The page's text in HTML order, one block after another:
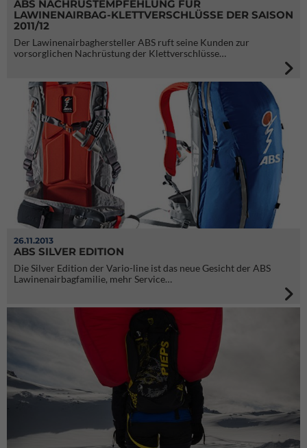
ABS NACHRÜSTEMPFEHLUNG FÜR
LAWINENAIRBAG-KLETTVERSCHLÜSSE DER SAISON
2011/12
Der Lawinenairbaghersteller ABS ruft seine Kunden zur
vorsorglichen Nachrüstung der Klettverschlüsse…
26.11.2013
ABS SILVER EDITION
Die Silver Edition der Vario-line ist das neue Gesicht der ABS
Lawinenairbagfamilie, mehr Service…